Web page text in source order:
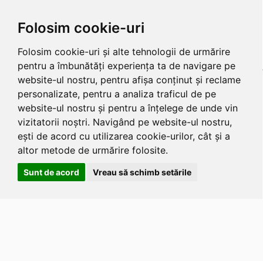
Folosim cookie-uri
Folosim cookie-uri și alte tehnologii de urmărire
pentru a îmbunătăți experiența ta de navigare pe
website-ul nostru, pentru afișa conținut și reclame
personalizate, pentru a analiza traficul de pe
website-ul nostru și pentru a înțelege de unde vin
vizitatorii noștri. Navigând pe website-ul nostru,
ești de acord cu utilizarea cookie-urilor, cât și a
altor metode de urmărire folosite.
Sunt de acord Vreau să schimb setările